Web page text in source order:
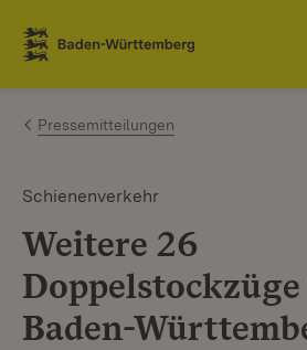
Zum Inhalt springen
Link zur Startseite
Pressemitteilungen
Schienenverkehr
Weitere 26
Baden-